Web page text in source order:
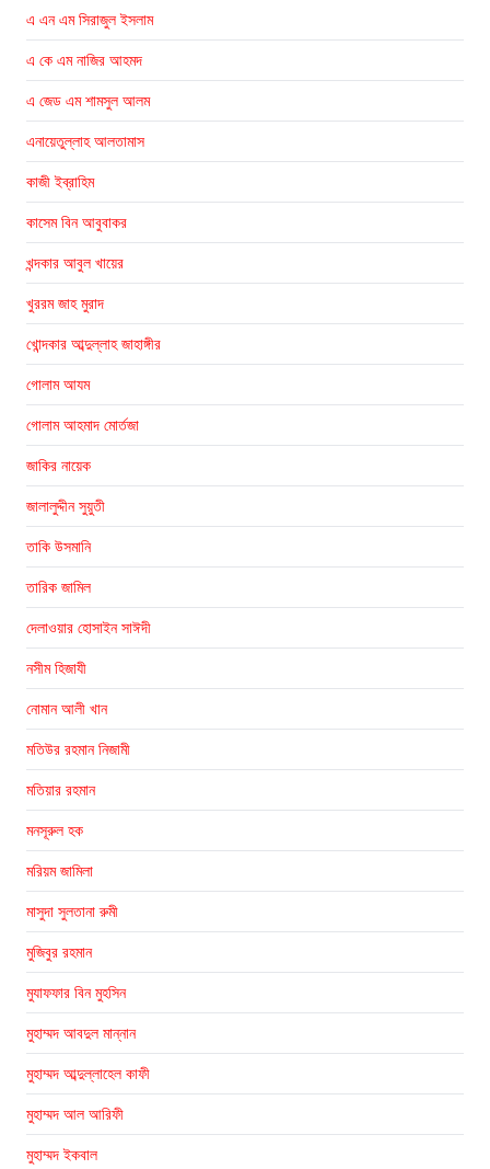
এ এন এম সিরাজুল ইসলাম
এ কে এম নাজির আহমদ
এ জেড এম শামসুল আলম
এনায়েতুল্লাহ আলতামাস
কাজী ইব্রাহিম
কাসেম বিন আবুবাকর
খন্দকার আবুল খায়ের
খুররম জাহ মুরাদ
খোন্দকার আব্দুল্লাহ জাহাঙ্গীর
গোলাম আযম
গোলাম আহমাদ মোর্তজা
জাকির নায়েক
জালালুদ্দীন সুয়ুতী
তাকি উসমানি
তারিক জামিল
দেলাওয়ার হোসাইন সাঈদী
নসীম হিজাযী
নোমান আলী খান
মতিউর রহমান নিজামী
মতিয়ার রহমান
মনসূরুল হক
মরিয়ম জামিলা
মাসুদা সুলতানা রুমী
মুজিবুর রহমান
মুযাফফার বিন মুহসিন
মুহাম্মদ আবদুল মান্নান
মুহাম্মদ আব্দুল্লাহেল কাফী
মুহাম্মদ আল আরিফী
মুহাম্মদ ইকবাল